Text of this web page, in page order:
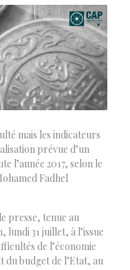
mais les indicateurs
prévue d’un
l’année 2017, selon le
Fadhel
presse, tenue au
lundi 31 juillet, à l’issue
de l’économie
du budget de l’Etat, au